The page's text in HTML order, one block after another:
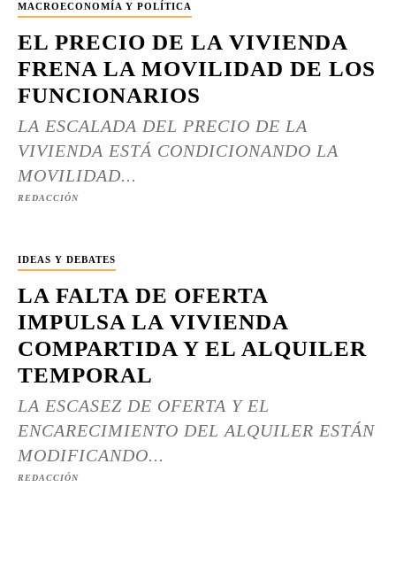
MACROECONOMÍA Y POLÍTICA
EL PRECIO DE LA VIVIENDA
FRENA LA MOVILIDAD DE LOS
FUNCIONARIOS
LA ESCALADA DEL PRECIO DE LA
VIVIENDA ESTÁ CONDICIONANDO LA
MOVILIDAD...
REDACCIÓN
IDEAS Y DEBATES
LA FALTA DE OFERTA
IMPULSA LA VIVIENDA
COMPARTIDA Y EL ALQUILER
TEMPORAL
LA ESCASEZ DE OFERTA Y EL
ENCARECIMIENTO DEL ALQUILER ESTÁN
MODIFICANDO...
REDACCIÓN